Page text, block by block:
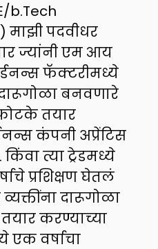
b.Tech
माझी पदवीधर
ज्यांनी एम आय
फॅक्टरीमध्ये
बनवणारे
तयार
कंपनी अप्रेंटिस
त्या ट्रेडमध्ये
प्रशिक्षण घेतलं
दारूगोळा
करण्याच्या
एक वर्षाचा